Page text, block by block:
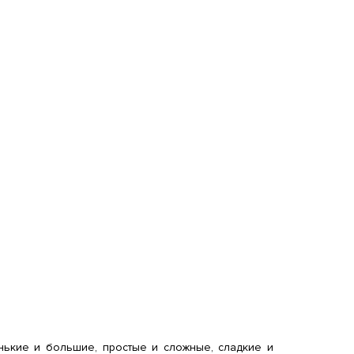
и большие, простые и сложные, сладкие и